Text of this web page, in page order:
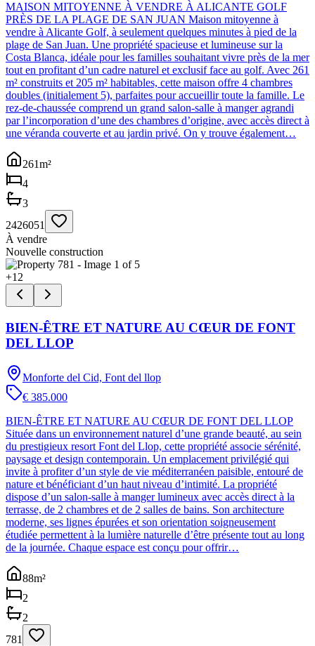
MAISON MITOYENNE À VENDRE À ALICANTE GOLF
PRÈS DE LA PLAGE DE SAN JUAN Maison mitoyenne à
vendre à Alicante Golf, à seulement quelques minutes à pied de la
plage de San Juan. Une propriété spacieuse et lumineuse sur la
Costa Blanca, idéale pour les familles souhaitant vivre près de la mer
tout en profitant d’un cadre naturel et exclusif face au golf. Avec 261
m² construits et 205 m² habitables, cette maison offre 4 chambres
doubles (initialement 5), parfaites pour accueillir toute la famille. Le
rez-de-chaussée comprend un grand salon-salle à manger agrandi
par l’incorporation d’une des chambres d’origine, avec accès direct à
une véranda couverte et au jardin privé. On y trouve également…
261m²
4
3
2426051
À vendre
Nouvelle construction
+12
BIEN-ÊTRE ET NATURE AU CŒUR DE FONT
DEL LLOP
Monforte del Cid, Font del llop
€ 385.000
BIEN-ÊTRE ET NATURE AU CŒUR DE FONT DEL LLOP
Située dans un environnement naturel d’une grande beauté, au sein
du prestigieux resort Font del Llop, cette propriété associe sérénité,
paysage et design contemporain. Un emplacement privilégié qui
invite à profiter d’un style de vie méditerranéen paisible, entouré de
nature et bénéficiant d’un haut niveau d’intimité. La propriété
dispose d’un salon-salle à manger lumineux avec accès direct à la
terrasse, de 2 chambres et de 2 salles de bains. Son architecture
moderne, ses lignes épurées et son orientation soigneusement
étudiée permettent à la lumière naturelle d’être présente tout au long
de la journée. Chaque espace est conçu pour offrir…
88m²
2
2
781